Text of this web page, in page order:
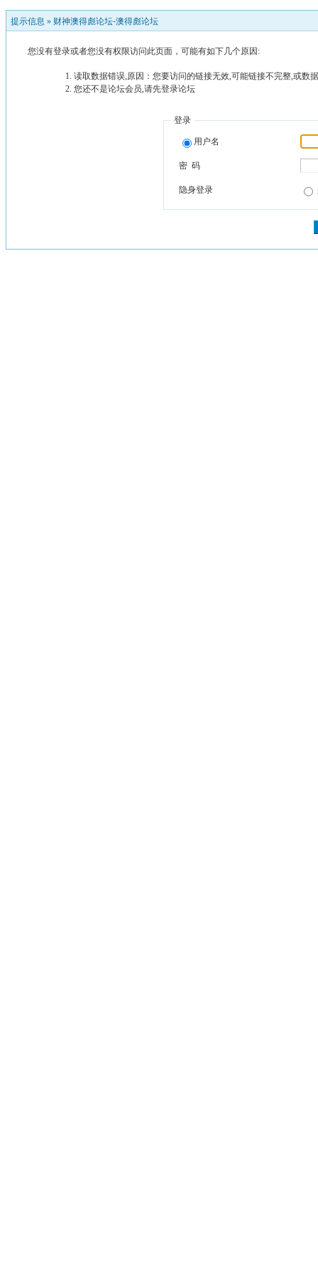
提示信息 » 财神澳得彪论坛-澳得彪论坛
您没有登录或者您没有权限访问此页面，可能有如下几个原因:
读取数据错误,原因：您要访问的链接无效,可能链接不完整,或数
您还不是论坛会员,请先登录论坛
登录
用户名
密 码
隐身登录